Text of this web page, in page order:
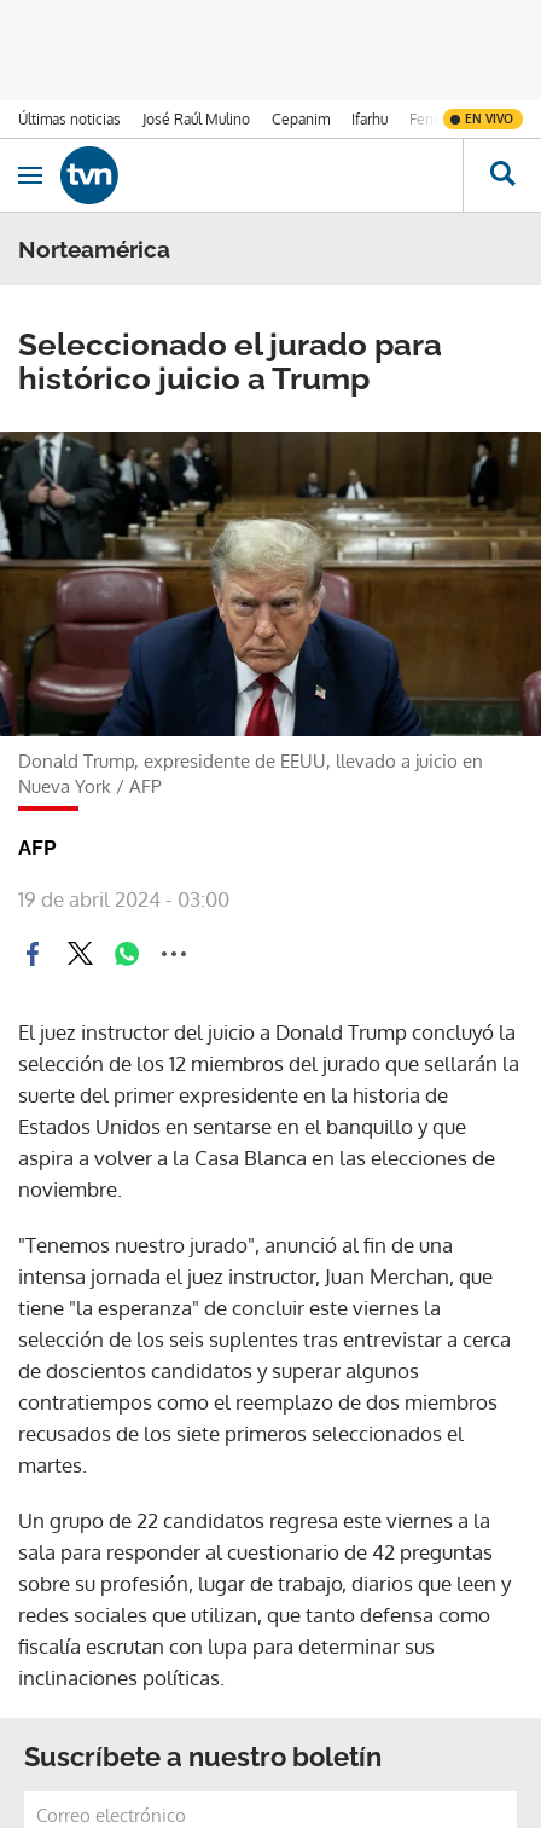
Últimas noticias José Raúl Mulino Cepanim Ifarhu Fenómeno de El
EN VIVO
Ir al contenido
Obrir navegació
Norteamérica
Seleccionado el jurado para
histórico juicio a Trump
Donald Trump, expresidente de EEUU, llevado a juicio en
Nueva York / AFP
AFP
19 de abril 2024 - 03:00
El juez instructor del juicio a Donald Trump concluyó la
selección de los 12 miembros del jurado que sellarán la
suerte del primer expresidente en la historia de
Estados Unidos en sentarse en el banquillo y que
aspira a volver a la Casa Blanca en las elecciones de
noviembre.
"Tenemos nuestro jurado", anunció al fin de una
intensa jornada el juez instructor, Juan Merchan, que
tiene "la esperanza" de concluir este viernes la
selección de los seis suplentes tras entrevistar a cerca
de doscientos candidatos y superar algunos
contratiempos como el reemplazo de dos miembros
recusados de los siete primeros seleccionados el
martes.
Un grupo de 22 candidatos regresa este viernes a la
sala para responder al cuestionario de 42 preguntas
sobre su profesión, lugar de trabajo, diarios que leen y
redes sociales que utilizan, que tanto defensa como
fiscalía escrutan con lupa para determinar sus
inclinaciones políticas.
Suscríbete a nuestro boletín